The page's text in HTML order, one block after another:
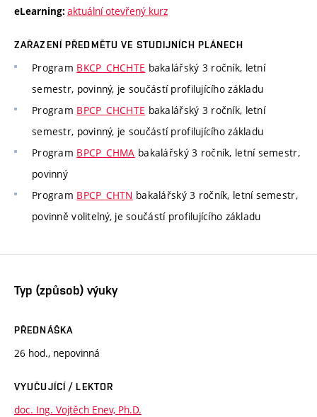
eLearning: aktuální otevřený kurz
ZAŘAZENÍ PŘEDMĚTU VE STUDIJNÍCH PLÁNECH
Program BKCP_CHCHTE bakalářský 3 ročník, letní
semestr, povinný, je součástí profilujícího základu
Program BPCP_CHCHTE bakalářský 3 ročník, letní
semestr, povinný, je součástí profilujícího základu
Program BPCP_CHMA bakalářský 3 ročník, letní semestr,
povinný
Program BPCP_CHTN bakalářský 3 ročník, letní semestr,
povinně volitelný, je součástí profilujícího základu
Typ (způsob) výuky
PŘEDNÁŠKA
26 hod., nepovinná
VYUČUJÍCÍ / LEKTOR
doc. Ing. Vojtěch Enev, Ph.D.